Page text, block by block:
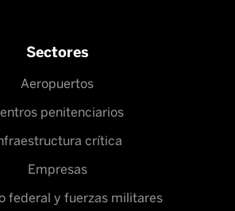
Sectores
Aeropuertos
penitenciarios
crítica
Empresas
federal y fuerzas militares